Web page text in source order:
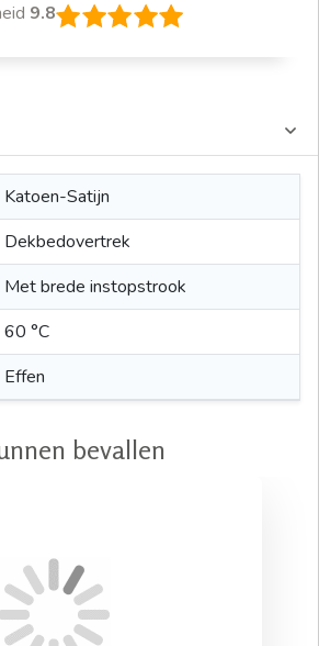
9.8
Katoen-Satijn
Dekbedovertrek
Met brede instopstrook
60 °C
Effen
bevallen